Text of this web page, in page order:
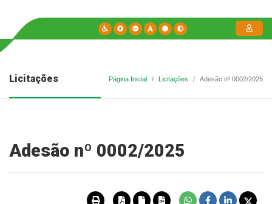
Licitações Página Inicial Licitações Adesão nº 0002/2025
Adesão nº 0002/2025